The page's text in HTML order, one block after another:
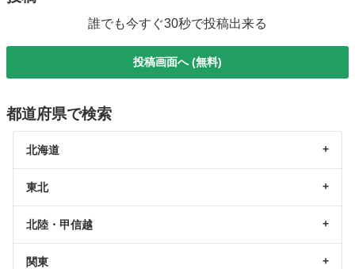
誰でも今すぐ30秒で投稿出来る
投稿画面へ (無料)
都道府県で検索
北海道
東北
北陸・甲信越
関東